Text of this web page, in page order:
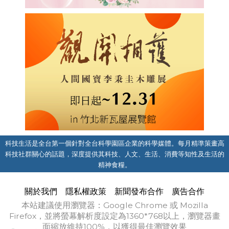
科技生活是全台第一個針對全台科學園區企業的科學媒體。每月精準策畫高
科技社群關心的話題，深度提供其科技、人文、生活、消費等知性及生活的
精神食糧。
關於我們 隱私權政策 新聞發布合作
廣告合作
本站建議使用瀏覽器：Google Chrome 或 Mozilla
Firefox，並將螢幕解析度設定為1360*768以上，瀏覽器畫
面縮放維持100%，以獲得最佳瀏覽效果